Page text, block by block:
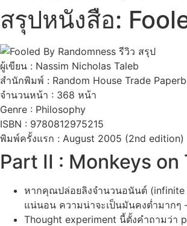
สรุปหนังสือ:
ผู้เขียน : Nassim Nicholas Taleb
สำนักพิมพ์ : Random House Trade
จำนวนหน้า : 368 หน้า
Genre : Philosophy
ISBN : 9780812975215
พิมพ์ครั้งแรก : August 2005 (2nd edition)
Part II : Monkeys
หากคุณปล่อยลิงจำนวนอนันต์ (infinite
แน่นอน ความน่าจะเป็นมันคงต่ำมากๆ
Thought experiment นี้ตั้งคำถามว่า